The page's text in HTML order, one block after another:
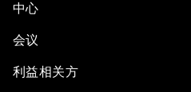
中心
会议
利益相关方